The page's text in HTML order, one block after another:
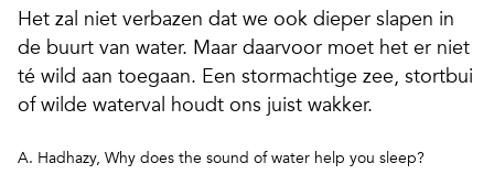
Het zal niet verbazen dat we ook dieper slapen in
de buurt van water. Maar daarvoor moet het er niet
té wild aan toegaan. Een stormachtige zee, stortbui
of wilde waterval houdt ons juist wakker.
A. Hadhazy, Why does the sound of water help you sleep?